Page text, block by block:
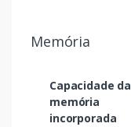
Memória
Capacidade da
memória
incorporada